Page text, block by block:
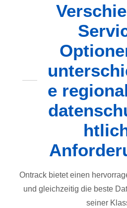
e
Ontrack bietet einen
und gleichzeitig die beste
seiner